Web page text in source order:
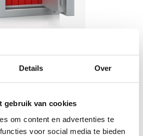
Details Over
gebruik van cookies
om content en advertenties te
voor social media te bieden